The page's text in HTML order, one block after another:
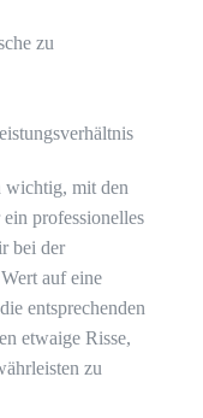
zu
wichtig, mit den
professionelles
bei der
auf eine
entsprechenden
etwaige Risse,
zu